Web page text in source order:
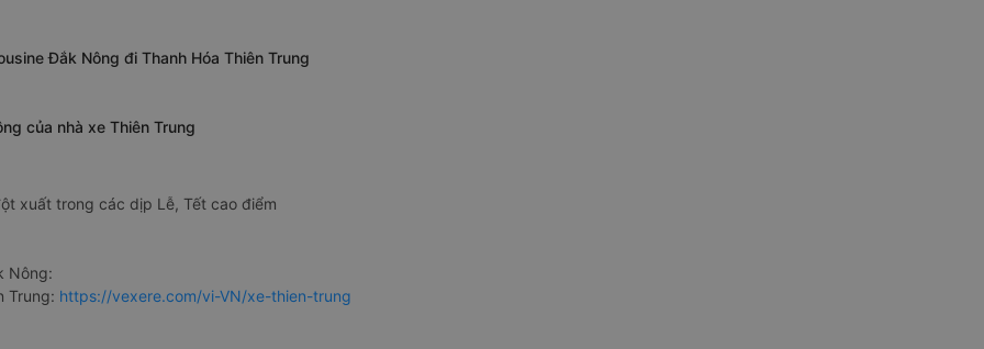
Đắk Nông đi Thanh Hóa Thiên Trung
của nhà xe Thiên Trung
xuất trong các dịp Lễ, Tết cao điểm
Nông:
Trung: https://vexere.com/vi-VN/xe-thien-trung